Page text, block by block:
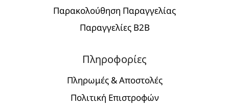
Παρακολούθηση Παραγγελίας
Παραγγελίες Β2Β
Πληροφορίες
Πληρωμές & Αποστολές
Πολιτική Επιστροφών